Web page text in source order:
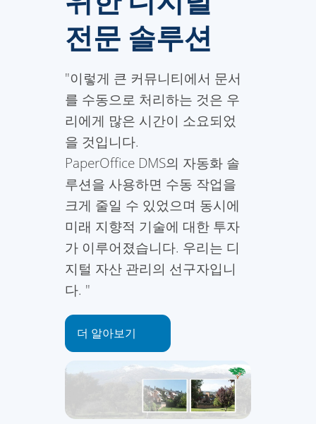
전문 솔루션
"이렇게 큰 커뮤니티에서 문서
를 수동으로 처리하는 것은 우
리에게 많은 시간이 소요되었
을 것입니다.
PaperOffice DMS의 자동화 솔
루션을 사용하면 수동 작업을
크게 줄일 수 있었으며 동시에
미래 지향적 기술에 대한 투자
가 이루어졌습니다. 우리는 디
지털 자산 관리의 선구자입니
다. "
더 알아보기